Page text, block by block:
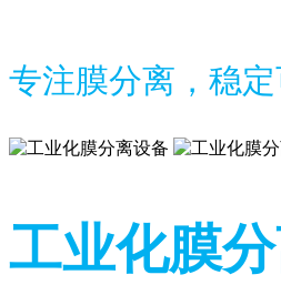
专注膜分离，稳定
工业化膜